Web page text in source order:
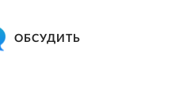
ОБСУДИТЬ